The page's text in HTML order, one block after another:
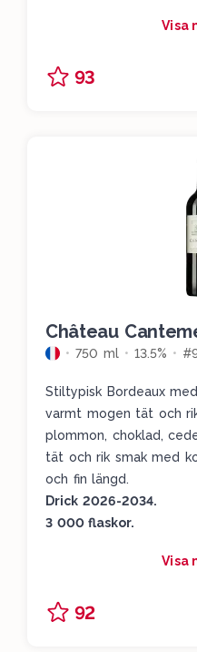
Visa
93
Château
750 ml 13.5%
Stiltypisk Bordeaux
varmt mogen tät och
plommon, choklad,
tät och rik smak med
och fin längd.
Drick 2026-2034.
3 000 flaskor.
Visa
92